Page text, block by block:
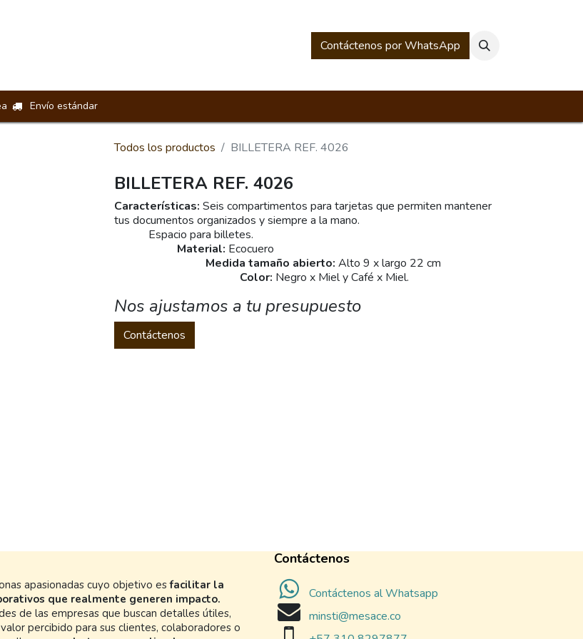
Historia Mesacé
Contáctenos por WhatsApp
Envío estándar
Todos los productos BILLETERA REF. 4026
BILLETERA REF. 4026
Características: Seis compartimentos para tarjetas que permiten mantener
tus documentos organizados y siempre a la mano.
Espacio para billetes.
Material: Ecocuero
Medida tamaño abierto: Alto 9 x largo 22 cm
Color: Negro x Miel y Café x Miel.
Nos ajustamos a tu presupuesto
Contáctenos
apasionadas cuyo objetivo esfacilitar la
que realmente generen impacto.
de las empresas que buscan detalles útiles,
percibido para sus clientes, colaboradores o
Contáctenos
Contáctenos al Whatsapp
minsti@mesace.co